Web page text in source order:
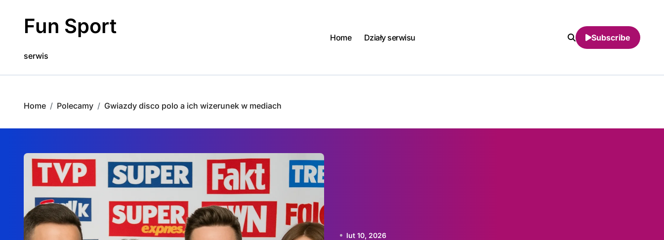
contentFun Sport
serwis
Home Działy serwisu Subscribe
Home Polecamy Gwiazdy disco polo a ich wizerunek w mediach
lut 10, 2026